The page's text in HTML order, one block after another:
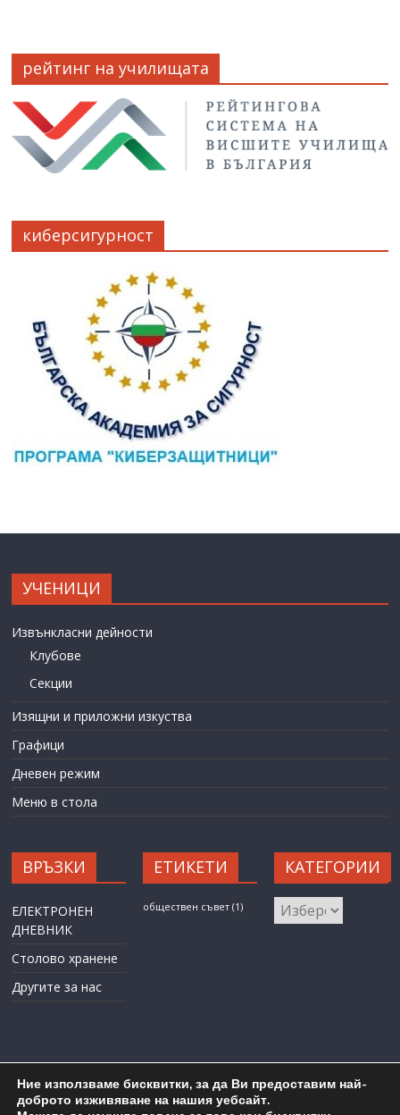
рейтинг на училищата
киберсигурност
УЧЕНИЦИ
Извънкласни дейности
Клубове
Секции
Изящни и приложни изкуства
Графици
Дневен режим
Меню в стола
ВРЪЗКИ
ЕЛЕКТРОНЕН
ДНЕВНИК
Столово хранене
Другите за нас
ЕТИКЕТИ
обществен съвет (1)
КАТЕГОРИИ
КАТЕГОРИИ
Ние използваме бисквитки, за да Ви предоставим най-
доброто изживяване на нашия уебсайт.